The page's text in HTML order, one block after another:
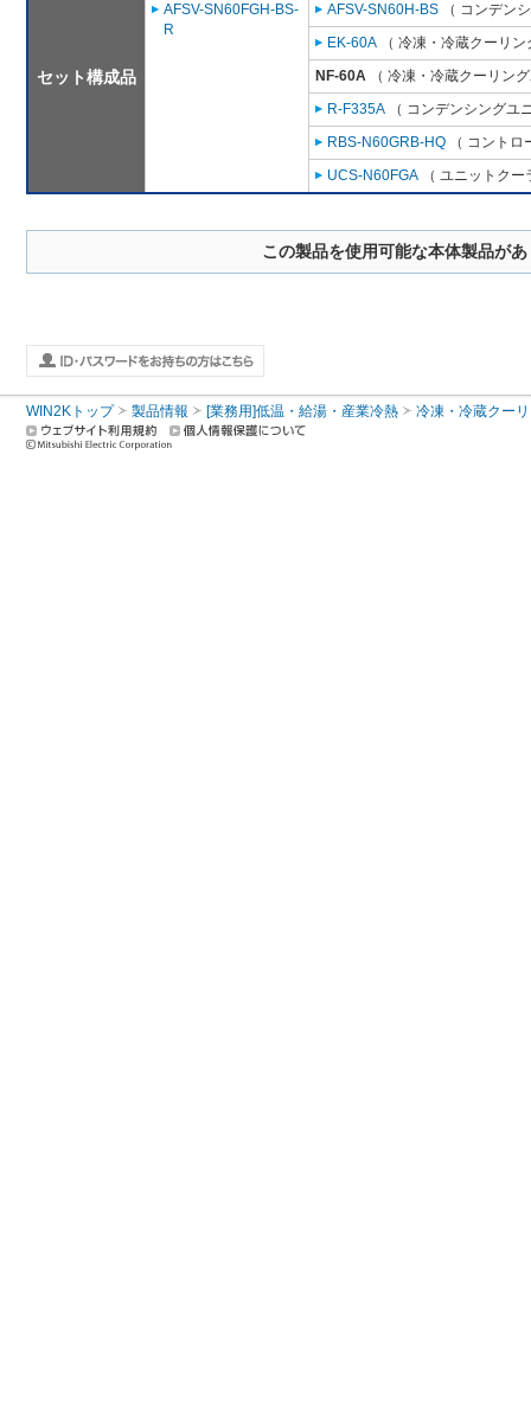
セット構成品
AFSV-SN60FGH-BS-
R
AFSV-SN60H-BS （ コンデン
EK-60A （ 冷凍・冷蔵クーリ
NF-60A （ 冷凍・冷蔵クーリン
R-F335A （ コンデンシングユ
RBS-N60GRB-HQ （ コント
UCS-N60FGA （ ユニットク
この製品を使用可能な本体製品が
WIN2Kトップ 製品情報 [業務用]低温・給湯・産業冷熱 冷凍・冷蔵クー